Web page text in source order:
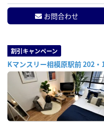
お問合わせ
割引キャンペーン
Kマンスリー相模原駅前 202